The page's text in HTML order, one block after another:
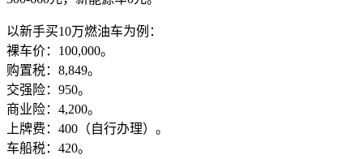
以新手买10万燃油车为例：
裸车价：100,000。
购置税：8,849。
交强险：950。
商业险：4,200。
上牌费：400（自行办理）。
车船税：420。